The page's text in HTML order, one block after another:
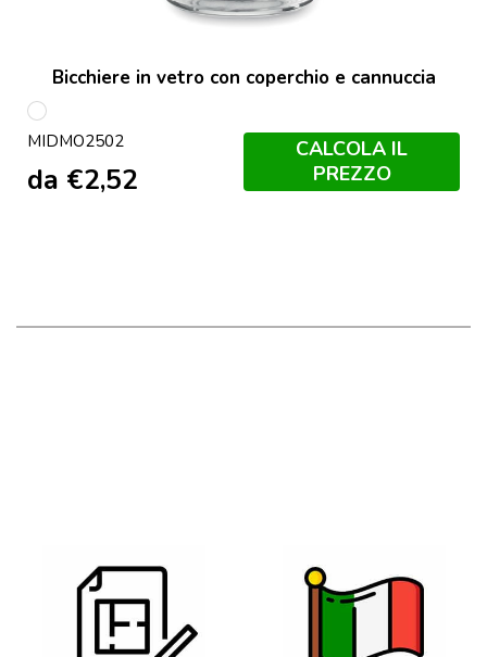
Bicchiere in vetro con coperchio e cannuccia
Trasparente
MIDMO2502
da €2,52
CALCOLA IL
PREZZO